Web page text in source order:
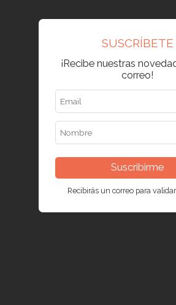
SUSCRÍBETE
¡Recibe nuestras
correo!
Suscribirme
Recibirás un correo para